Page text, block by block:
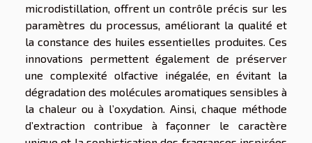
microdistillation, offrent un contrôle précis sur les
paramètres du processus, améliorant la qualité et
la constance des huiles essentielles produites. Ces
innovations permettent également de préserver
une complexité olfactive inégalée, en évitant la
dégradation des molécules aromatiques sensibles à
la chaleur ou à l’oxydation. Ainsi, chaque méthode
d’extraction contribue à façonner le caractère